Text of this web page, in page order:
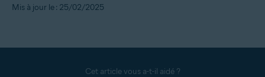
Mis à jour le : 25/02/2025
Cet article vous a-t-il aidé ?